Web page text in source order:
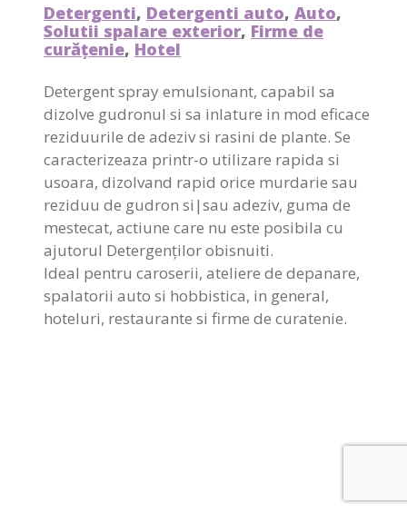
Detergenti, Detergenti auto, Auto,
Solutii spalare exterior, Firme de
curățenie, Hotel
Detergent spray emulsionant, capabil sa
dizolve gudronul si sa inlature in mod eficace
reziduurile de adeziv si rasini de plante. Se
caracterizeaza printr-o utilizare rapida si
usoara, dizolvand rapid orice murdarie sau
reziduu de gudron si|sau adeziv, guma de
mestecat, actiune care nu este posibila cu
ajutorul Detergenților obisnuiti.
Ideal pentru caroserii, ateliere de depanare,
spalatorii auto si hobbistica, in general,
hoteluri, restaurante si firme de curatenie.